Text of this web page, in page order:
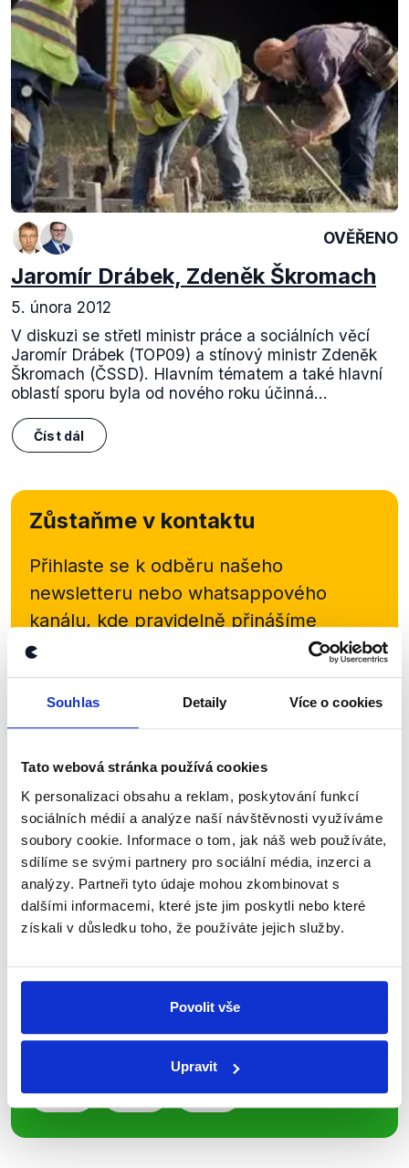
Souhlas Detaily Více o cookies
Tato webová stránka používá cookies
K personalizaci obsahu a reklam, poskytování funkcí
sociálních médií a analýze naší návštěvnosti využíváme
soubory cookie. Informace o tom, jak náš web používáte,
sdílíme se svými partnery pro sociální média, inzerci a
analýzy. Partneři tyto údaje mohou zkombinovat s
dalšími informacemi, které jste jim poskytli nebo které
získali v důsledku toho, že používáte jejich služby.
Povolit vše
Upravit
OVĚŘENO
Jaromír Drábek, Zdeněk Škromach
5. února 2012
V diskuzi se střetl ministr práce a sociálních věcí
Jaromír Drábek (TOP09) a stínový ministr Zdeněk
Škromach (ČSSD). Hlavním tématem a také hlavní
oblastí sporu byla od nového roku účinná...
Číst dál
Zůstaňme v kontaktu
Přihlaste se k odběru našeho
newsletteru nebo whatsappového
kanálu, kde pravidelně přinášíme
shrnutí nejzajímavějších článků a analýz.
Začněte nás odebírat, a mějte tak
přehled o tom, jaké dezinformace a
nepravdy se zrovna v Česku šíří.
Sociální sítě
Nenechte si ujít nejnovější události
příspěvků přátelům podpoříte naši